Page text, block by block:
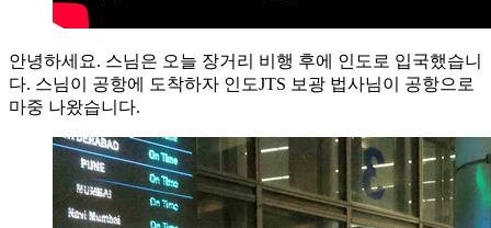
안녕하세요. 스님은 오늘 장거리 비행 후에 인도로 입국했습니
다. 스님이 공항에 도착하자 인도JTS 보광 법사님이 공항으로
마중 나왔습니다.